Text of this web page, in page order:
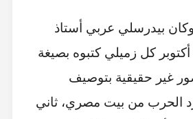
كنت طالب ف مدرسة الفاروق عمر الإعدادية بالإسماعيلية تقريباً سنة ٩٩ وكان بيدرسلي عربي أستاذ
كل زميلي كتبوه بصيغة
غير حقيقية بتوصيف
الحرب من بيت مصري، ثاني